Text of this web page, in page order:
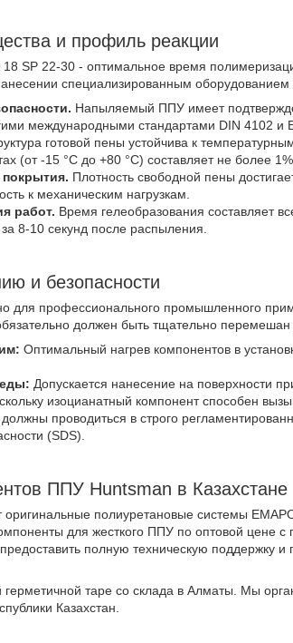
и профиль реакции
SP 22-30 - оптимальное время
специализированным оборудованием
Напыляемый ППУ имеет
международными стандартами DIN 4102 и
готовой пены устойчива к
(от -15 °C до +80 °C) составляет не более
покрытия. Плотность свободной пены
к механическим нагрузкам.
работ. Время гелеобразования составляет
8-10 секунд после распыления.
и безопасности
для профессионального промышленного
должен быть тщательно перемешан
Оптимальный нагрев компонентов в
Допускается нанесение на поверхности
изоцианатный компонент способен
проводиться в строго
(SDS).
ППУ Huntsman в Казахстане
полиуретановые системы
для жесткого ППУ по оптовой цене с
полную техническую поддержку и
герметичной таре со склада в Алматы. Мы
Казахстан.